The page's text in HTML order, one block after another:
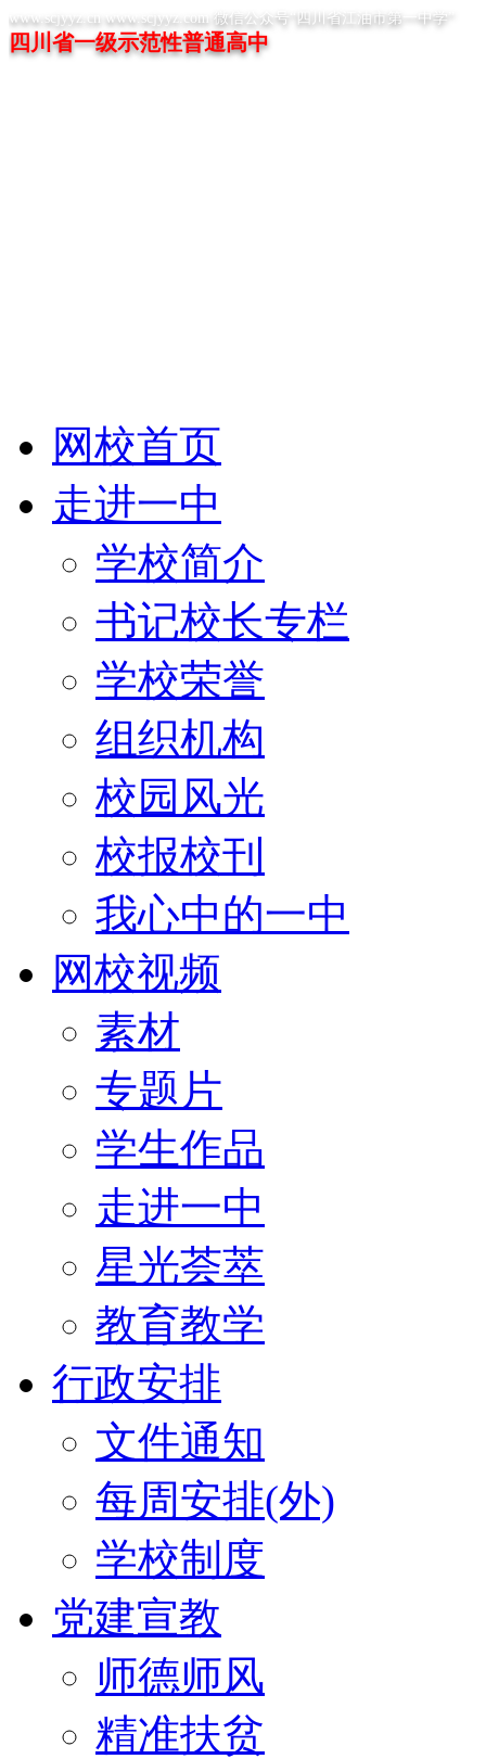
www.scjyyz.cn www.scjyyz.com 微信公众号“四川省江油市第一中学”
四川省一级示范性普通高中
网校首页
走进一中
学校简介
书记校长专栏
学校荣誉
组织机构
校园风光
校报校刊
我心中的一中
网校视频
素材
专题片
学生作品
走进一中
星光荟萃
教育教学
行政安排
文件通知
每周安排(外)
学校制度
党建宣教
师德师风
精准扶贫